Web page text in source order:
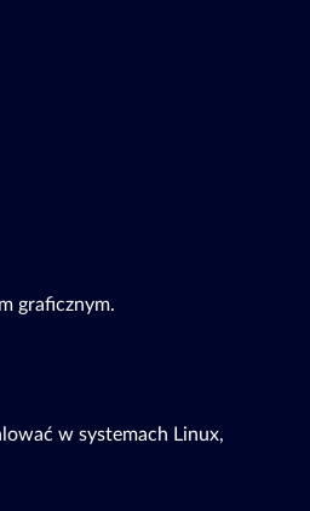
graficznym.
w systemach Linux,